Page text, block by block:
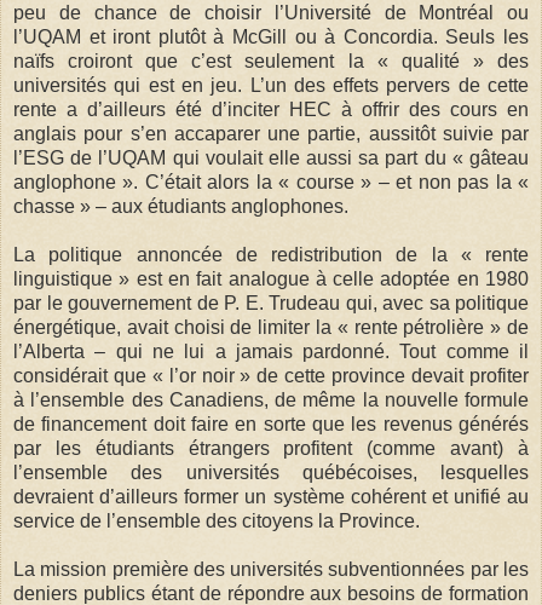
peu de chance de choisir l’Université de Montréal ou
l’UQAM et iront plutôt à McGill ou à Concordia. Seuls les
naïfs croiront que c’est seulement la « qualité » des
universités qui est en jeu. L’un des effets pervers de cette
rente a d’ailleurs été d’inciter HEC à offrir des cours en
anglais pour s’en accaparer une partie, aussitôt suivie par
l’ESG de l’UQAM qui voulait elle aussi sa part du « gâteau
anglophone ». C’était alors la « course » – et non pas la «
chasse » – aux étudiants anglophones.
La politique annoncée de redistribution de la « rente
linguistique » est en fait analogue à celle adoptée en 1980
par le gouvernement de P. E. Trudeau qui, avec sa politique
énergétique, avait choisi de limiter la « rente pétrolière » de
l’Alberta – qui ne lui a jamais pardonné. Tout comme il
considérait que « l’or noir » de cette province devait profiter
à l’ensemble des Canadiens, de même la nouvelle formule
de financement doit faire en sorte que les revenus générés
par les étudiants étrangers profitent (comme avant) à
l’ensemble des universités québécoises, lesquelles
devraient d’ailleurs former un système cohérent et unifié au
service de l’ensemble des citoyens la Province.
La mission première des universités subventionnées par les
deniers publics étant de répondre aux besoins de formation